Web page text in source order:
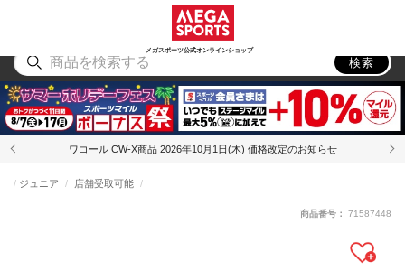
メガスポーツ公式オンラインショップ
アウトドア
検索
ワコール CW-X商品 2026年10月1日(木) 価格改定のお知らせ
ジュニア 店舗受取可能
商品番号： 71587448